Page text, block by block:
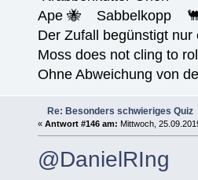
Ape 🐝 Sabbelkopp
Der Zufall begünstigt
Moss does not cling to
Ohne Abweichung von
Re: Besonders schwieriges Quiz
«Antwort #146 am: Mittwoch,
@DanielRIng